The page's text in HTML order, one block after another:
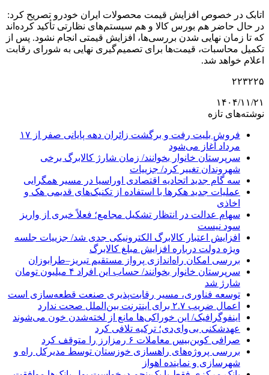
اتابک در خصوص افزایش قیمت محصولات ایران خودرو تصریح کرد:
در حال حاضر هم بورس کالا و هم سیستم‌های نظارتی تأکید کرده‌اند
که تا زمان نهایی شدن بررسی‌ها، افزایش قیمتی انجام نشود. پس از
تکمیل محاسبات، قیمت‌ها برای تصمیم‌گیری نهایی به شورای رقابت
اعلام خواهد شد.
۲۲۳۲۲۵
۱۴۰۴/۱۱/۲۱
نوشته‌های تازه
فروش بلیت رفت و برگشت زائران دهه پایانی صفر از ۱۷
مرداد آغاز می‌شود
سرپرستان خانوار بخوانند/ زمان شارژ کالابرگ برخی
شهروندان تغییر کرد/ جزییات
سه گام جدید اتحادیه اقتصادی اوراسیا در مسیر همگرایی
عملیات جدید هکرها با استفاده از تکنیک‌های قدیمی هک و
اخاذی
سهام عدالت در انتظار تشکیل مجامع؛ فعلاً خبری از واریز
سود نیست
افزایش اعتبار کالابرگ الکترونیکی جدی شد/ جزییات جلسه
ویژه دولت درباره افزایش مبلغ کالابرگ
بررسی امکان راه‌اندازی پرواز مستقیم تبریز–طرابوزان
سرپرستان خانوار بخوانند/ حساب این افراد ۴ میلیون تومان
شارژ شد
توسعه فناوری، مسیر رقابت‌پذیری صنعت قطعه‌سازی است
اعمال ضریب ۲.۷ برای اینترنت بین‌الملل صحت ندارد
اینفوگرافیک/ این خوراکی‌ها مانع از لخته‌شدن خون می‌شوند
عهدشکنی بی‌وای‌دی؛ ترکیه تلافی کرد
صرافی کوین‌بیس معاملات ۶ رمزارز را متوقف کرد
بررسی پروژه‌های راهسازی خوزستان توسط مدیرکل راه و
شهرسازی و نماینده اهواز